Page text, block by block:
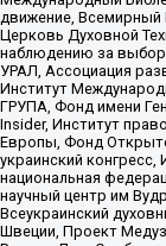
движение, Всемирный
Церковь Духовной
наблюдению за
УРАЛ, Ассоциация
Институт
ГРУПА, Фонд имени
Insider, Институт
Европы, Фонд
украинский
национальная
научный центр им
Всеукраинский
Швеции, Проект